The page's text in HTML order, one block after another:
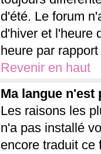
d'été. Le forum
d'hiver et l'heure
heure par
Revenir en haut
Ma langue n'est
Les raisons les
n'a pas installé
encore traduit ce